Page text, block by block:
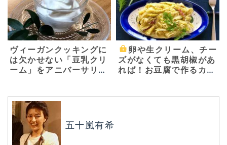
ヴィーガンクッキングに
は欠かせない「豆乳クリ
ーム」をアニバーサリー
卵や生クリーム、チー
ズがなくても黒胡椒があ
れば！お豆腐で作るカル
五十嵐有希